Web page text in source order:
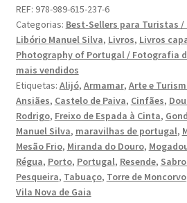
About looking
Ana Dias – Uma viagem ao
Ana Manuel Mestre vence
Évora
Cabo Mondego
Encontros da Imagem
Maravilhas
do
Património
/
Heritage
Wonders,
Vol.
I
REF: 978-989-615-237-6
Categorias: Best-Sellers para Turistas
Libório Manuel Silva, Livros, Livros
Photography of Portugal / Fotografia
mais vendidos
Etiquetas: Alijó, Armamar, Arte e
Ansiães, Castelo de Paiva, Cinfães,
Rodrigo, Freixo de Espada à Cinta,
Manuel Silva, maravilhas de portugal,
Mesão Frio, Miranda do Douro,
Régua, Porto, Portugal, Resende,
Pesqueira, Tabuaço, Torre de Moncorvo
Vila Nova de Gaia